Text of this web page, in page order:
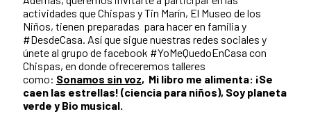
actividades que Chispas y Tin Marín, El Museo de los
Niños, tienen preparadas para hacer en familia y
#DesdeCasa. Así que sigue nuestras redes sociales y
únete al grupo de facebook #YoMeQuedoEnCasa con
Chispas, en donde ofreceremos talleres
como: Sonamos sin voz, Mi libro me alimenta: ¡Se
caen las estrellas! (ciencia para niños), Soy planeta
verde y Bio musical.